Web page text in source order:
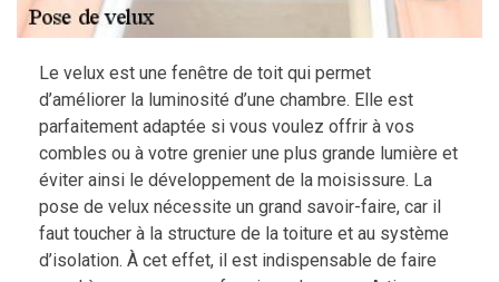
Le velux est une fenêtre de toit qui permet
d’améliorer la luminosité d’une chambre. Elle est
parfaitement adaptée si vous voulez offrir à vos
combles ou à votre grenier une plus grande lumière et
éviter ainsi le développement de la moisissure. La
pose de velux nécessite un grand savoir-faire, car il
faut toucher à la structure de la toiture et au système
d’isolation. À cet effet, il est indispensable de faire